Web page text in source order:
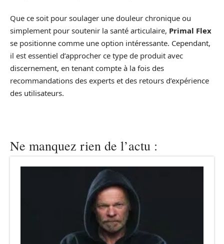
Que ce soit pour soulager une douleur chronique ou
simplement pour soutenir la santé articulaire, Primal Flex
se positionne comme une option intéressante. Cependant,
il est essentiel d’approcher ce type de produit avec
discernement, en tenant compte à la fois des
recommandations des experts et des retours d’expérience
des utilisateurs.
Ne manquez rien de l’actu :